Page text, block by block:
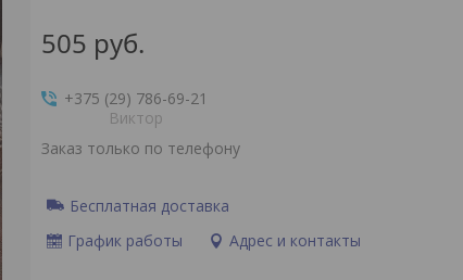
505 руб.
+375 (29) 786-69-21
Виктор
Заказ только по телефону
Бесплатная доставка
График работы
Адрес и контакты